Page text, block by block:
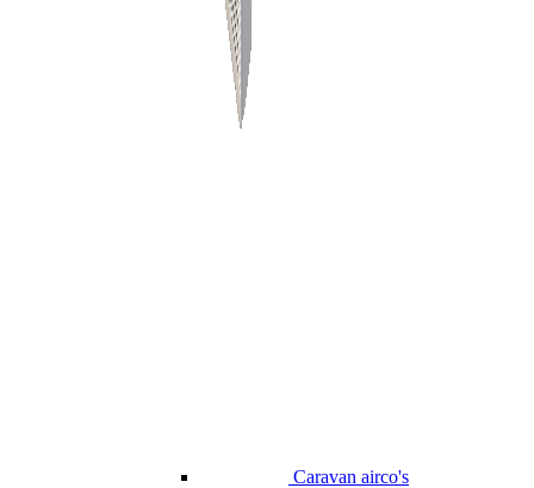
Caravan airco's